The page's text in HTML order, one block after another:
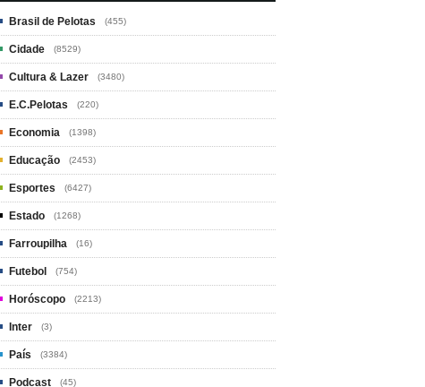
Brasil de Pelotas (455)
Cidade (8529)
Cultura & Lazer (3480)
E.C.Pelotas (220)
Economia (1398)
Educação (2453)
Esportes (6427)
Estado (1268)
Farroupilha (16)
Futebol (754)
Horóscopo (2213)
Inter (3)
País (3384)
Podcast (45)